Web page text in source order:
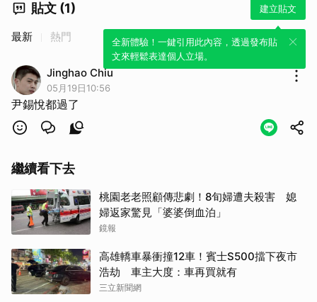
貼文 (1) 建立貼文
全新體驗！一鍵引用此內容，透過發布貼
文來輕鬆表達個人立場。
最新 熱門
Jinghao Chiu
05月19日10:56
尹錫悅都過了
繼續看下去
桃園老老照顧傳悲劇！8旬婦遭夫殺害 媳
婦返家驚見「婆婆倒血泊」
鏡報
高雄轎車暴衝撞12車！賓士S500擋下夜市
浩劫 車主大度：車再買就有
三立新聞網